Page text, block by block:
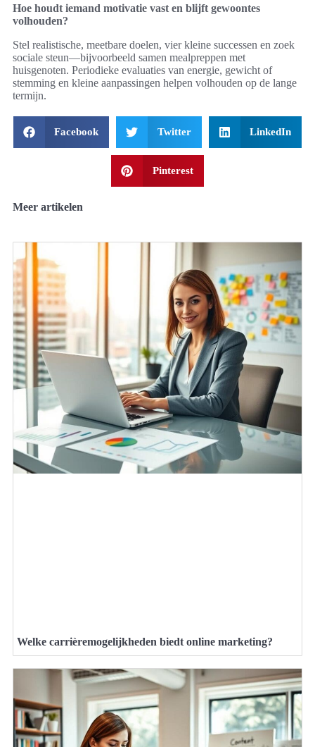
Hoe houdt iemand motivatie vast en blijft gewoontes
volhouden?
Stel realistische, meetbare doelen, vier kleine successen en zoek
sociale steun—bijvoorbeeld samen mealpreppen met
huisgenoten. Periodieke evaluaties van energie, gewicht of
stemming en kleine aanpassingen helpen volhouden op de lange
termijn.
Facebook Twitter LinkedIn
Pinterest
Meer artikelen
Welke carrièremogelijkheden biedt online marketing?